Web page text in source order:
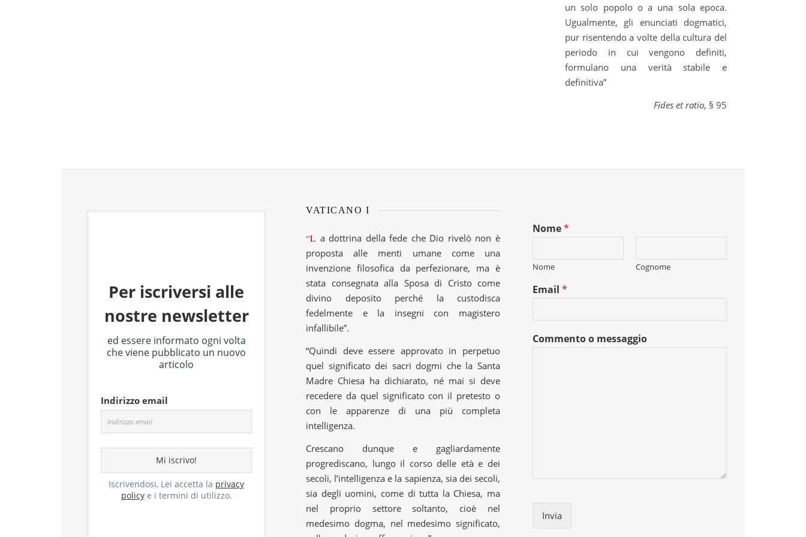
un solo popolo o a una sola epoca.
Ugualmente, gli enunciati dogmatici,
pur risentendo a volte della cultura del
periodo in cui vengono definiti,
formulano una verità stabile e
definitiva”
Fides et ratio, § 95
Per iscriversi alle
nostre newsletter
ed essere informato ogni volta
che viene pubblicato un nuovo
articolo
Indirizzo email
Iscrivendosi, Lei accetta la privacy
policye i termini di utilizzo.
VATICANO I
“La dottrina della fede che Dio rivelò non è
proposta alle menti umane come una
invenzione filosofica da perfezionare, ma è
stata consegnata alla Sposa di Cristo come
divino deposito perché la custodisca
fedelmente e la insegni con magistero
infallibile”.
“Quindi deve essere approvato in perpetuo
quel significato dei sacri dogmi che la Santa
Madre Chiesa ha dichiarato, né mai si deve
recedere da quel significato con il pretesto o
con le apparenze di una più completa
intelligenza.
Crescano dunque e gagliardamente
progrediscano, lungo il corso delle età e dei
secoli, l’intelligenza e la sapienza, sia dei secoli,
sia degli uomini, come di tutta la Chiesa, ma
nel proprio settore soltanto, cioè nel
medesimo dogma, nel medesimo significato,
Nome*
Nome Cognome
Email *
Commento o messaggio
Invia